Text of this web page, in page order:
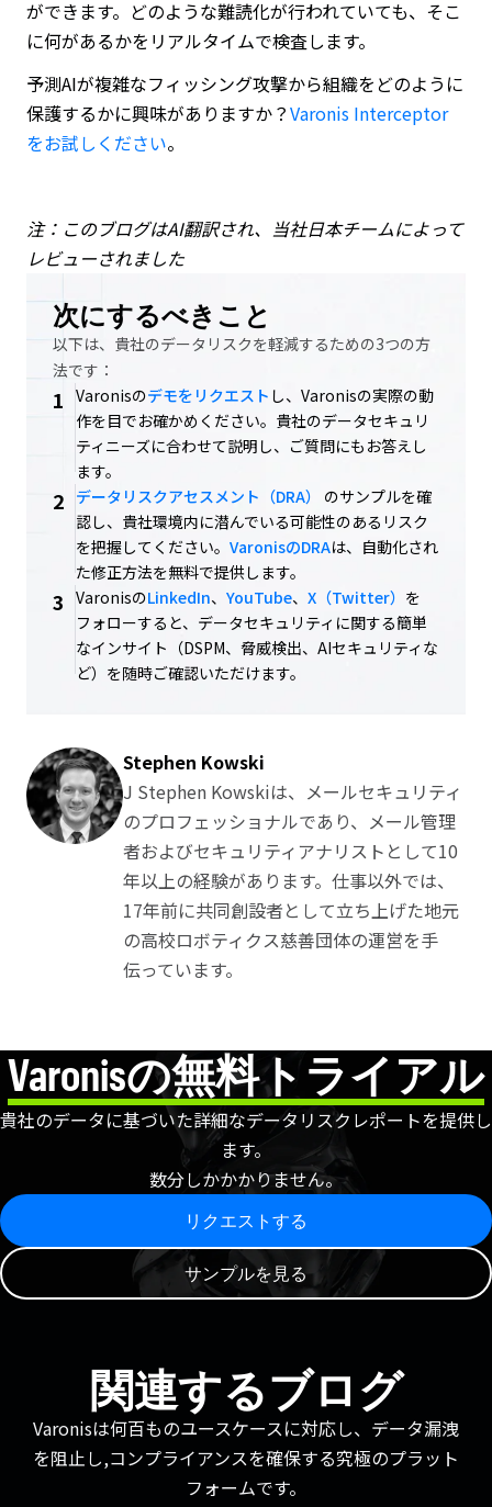
ができます。どのような難読化が行われていても、そこ
に何があるかをリアルタイムで検査します。
予測AIが複雑なフィッシング攻撃から組織をどのように
保護するかに興味がありますか？Varonis Interceptor
をお試しください。
注：このブログはAI翻訳され、当社日本チームによって
レビューされました
次にするべきこと
以下は、貴社のデータリスクを軽減するための3つの方
法です：
1 Varonisのデモをリクエスト し、Varonisの実際の動
作を目でお確かめください。貴社のデータセキュリ
ティニーズに合わせて説明し、ご質問にもお答えし
ます。
2 データリスクアセスメント（DRA） のサンプルを確
認し、貴社環境内に潜んでいる可能性のあるリスク
を把握してください。 VaronisのDRAは、自動化され
た修正方法を無料で提供します。
3 VaronisのLinkedIn、 YouTube、 X（Twitter） を
フォローすると、データセキュリティに関する簡単
なインサイト（DSPM、脅威検出、AIセキュリティな
ど）を随時ご確認いただけます。
Stephen Kowski
J Stephen Kowskiは、メールセキュリティ
のプロフェッショナルであり、メール管理
者およびセキュリティアナリストとして10
年以上の経験があります。仕事以外では、
17年前に共同創設者として立ち上げた地元
の高校ロボティクス慈善団体の運営を手
伝っています。
Varonisの無料トライアル
貴社のデータに基づいた詳細なデータリスクレポートを提供し
ます。
数分しかかかりません。
リクエストする
サンプルを見る
関連するブログ
Varonisは何百ものユースケースに対応し、データ漏洩
を阻止し,コンプライアンスを確保する究極のプラット
フォームです。